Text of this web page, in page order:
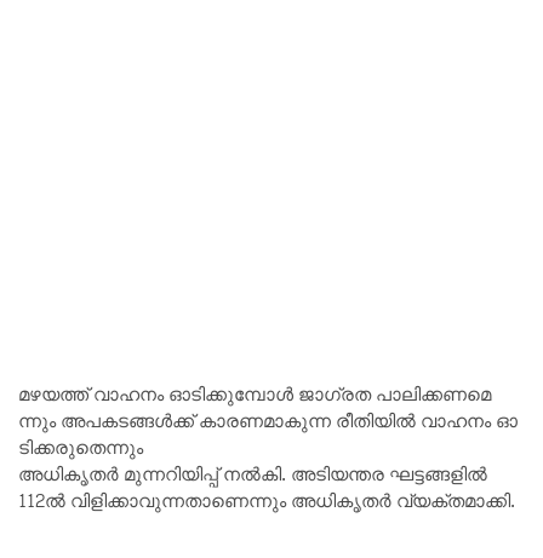
മ​ഴ​യ​ത്ത് വാ​ഹ​നം ഓ​ടി​ക്കു​മ്പോ​ള്‍ ജാ​ഗ്ര​ത പാ​ലി​ക്ക​ണ​മെ​
ന്നും അ​പ​ക​ട​ങ്ങ​ള്‍ക്ക് കാ​ര​ണ​മാ​കു​ന്ന രീ​തി​യി​ല്‍ വാ​ഹ​നം ഓ​
ടി​ക്ക​രു​തെ​ന്നും
അ​ധി​കൃ​തര്‍ മുന്നറിയിപ്പ് നൽകി. അ​ടി​യ​ന്ത​ര ഘ​ട്ട​ങ്ങ​ളി​ൽ
112ൽ ​വി​ളി​ക്കാവുന്നതാണെന്നും അ​ധി​കൃ​തര്‍ വ്യക്തമാക്കി.